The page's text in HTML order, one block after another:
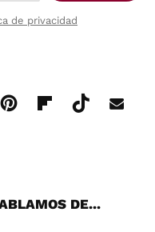
de privacidad
DE...